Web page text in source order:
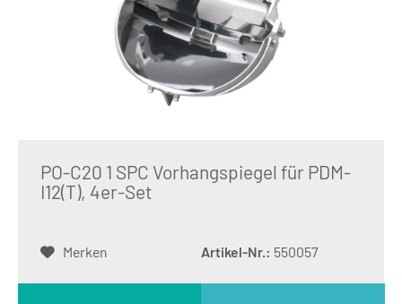
PO-C20 1 SPC Vorhangspiegel für PDM-
I12(T), 4er-Set
Merken Artikel-Nr.: 550057